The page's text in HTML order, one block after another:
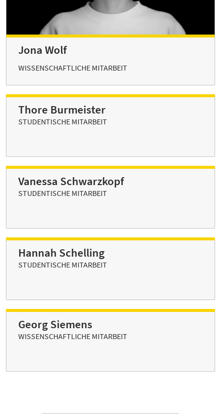
Jona Wolf
WISSENSCHAFTLICHE MITARBEIT
Thore Burmeister
STUDENTISCHE MITARBEIT
Vanessa Schwarzkopf
STUDENTISCHE MITARBEIT
Hannah Schelling
STUDENTISCHE MITARBEIT
Georg Siemens
WISSENSCHAFTLICHE MITARBEIT